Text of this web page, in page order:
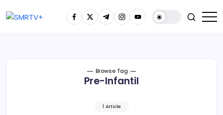
Browse Tag
Pre-Infantil
1 Article